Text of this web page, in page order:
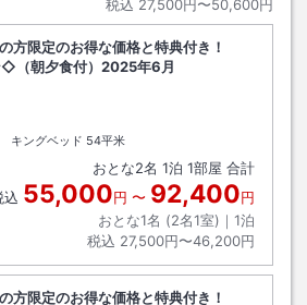
税込 27,500円〜50,600円
方限定のお得な価格と特典付き！
◇（朝夕食付）2025年6月
ウト
キングベッド 54平米
おとな2名 1泊 1部屋 合計
込 55,000円 〜 92,400円
おとな1名 (2名1室)｜ 1泊
税込 27,500円〜46,200円
方限定のお得な価格と特典付き！